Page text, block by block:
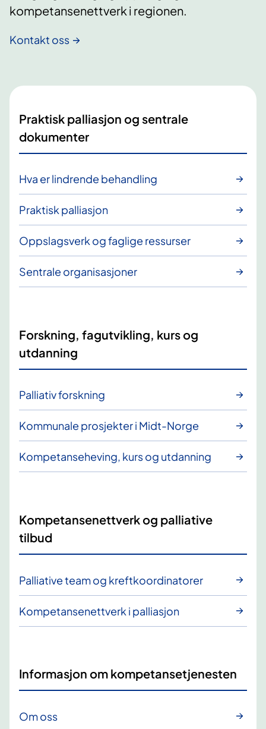
kompetansenettverk i regionen.
Kontakt oss
Praktisk palliasjon og sentrale
dokumenter
Hva er lindrende behandling
Praktisk palliasjon
Oppslagsverk og faglige ressurser
Sentrale organisasjoner
Forskning, fagutvikling, kurs og
utdanning
Palliativ forskning
Kommunale prosjekter i Midt-Norge
Kompetanseheving, kurs og utdanning
Kompetansenettverk og palliative
tilbud
Palliative team og kreftkoordinatorer
Kompetansenettverk i palliasjon
Informasjon om kompetansetjenesten
Om oss